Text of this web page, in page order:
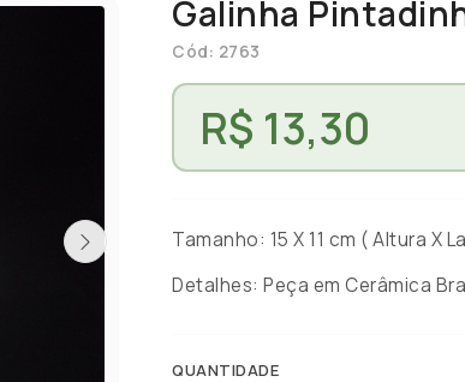
Galinha
Cód: 2763
R$ 13,30
Tamanho: 15 X 11 cm ( Altura X
Detalhes: Peça em Cerâmica
QUANTIDADE